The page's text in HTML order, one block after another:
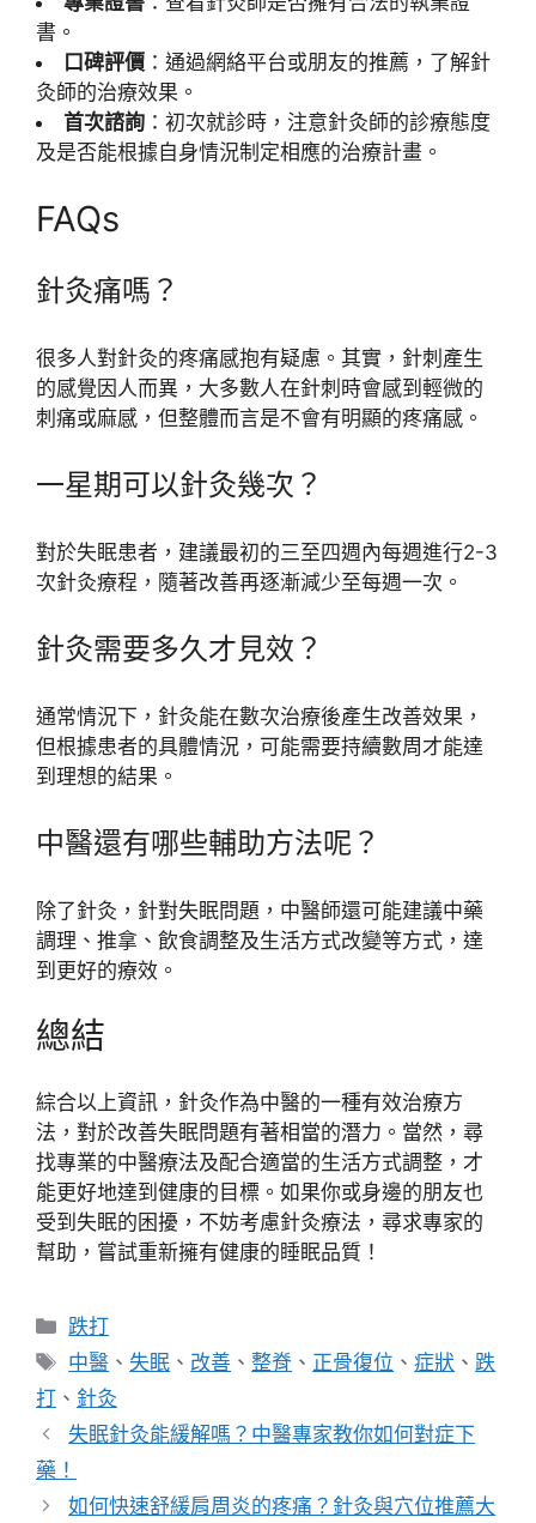
書。
口碑評價 ：通過網絡平台或朋友的推薦，了解針
灸師的治療效果。
首次諮詢 ：初次就診時，注意針灸師的診療態度
及是否能根據自身情況制定相應的治療計畫。
FAQs
針灸痛嗎？
很多人對針灸的疼痛感抱有疑慮。其實，針刺產生
的感覺因人而異，大多數人在針刺時會感到輕微的
刺痛或麻感，但整體而言是不會有明顯的疼痛感。
一星期可以針灸幾次？
對於失眠患者，建議最初的三至四週內每週進行2-3
次針灸療程，隨著改善再逐漸減少至每週一次。
針灸需要多久才見效？
通常情況下，針灸能在數次治療後產生改善效果，
但根據患者的具體情況，可能需要持續數周才能達
到理想的結果。
中醫還有哪些輔助方法呢？
除了針灸，針對失眠問題，中醫師還可能建議中藥
調理、推拿、飲食調整及生活方式改變等方式，達
到更好的療效。
總結
綜合以上資訊，針灸作為中醫的一種有效治療方
法，對於改善失眠問題有著相當的潛力。當然，尋
找專業的中醫療法及配合適當的生活方式調整，才
能更好地達到健康的目標。如果你或身邊的朋友也
受到失眠的困擾，不妨考慮針灸療法，尋求專家的
幫助，嘗試重新擁有健康的睡眠品質！
分
類
跌打
標
籤
中醫 、 失眠 、 改善 、整脊 、 正骨復位 、症狀 、 跌
打 、 針灸
失眠針灸能緩解嗎？中醫專家教你如何對症下
藥！
如何快速舒緩肩周炎的疼痛？針灸與穴位推薦大